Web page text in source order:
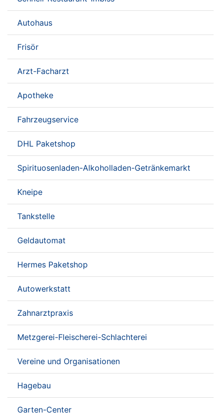
Autohaus
Frisör
Arzt-Facharzt
Apotheke
Fahrzeugservice
DHL Paketshop
Spirituosenladen-Alkoholladen-Getränkemarkt
Kneipe
Tankstelle
Geldautomat
Hermes Paketshop
Autowerkstatt
Zahnarztpraxis
Metzgerei-Fleischerei-Schlachterei
Vereine und Organisationen
Hagebau
Garten-Center